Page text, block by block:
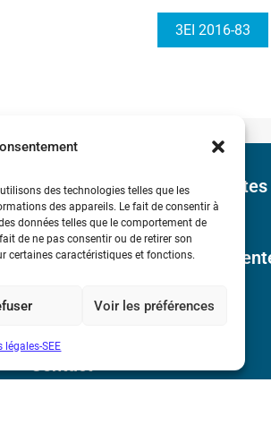
des technologies telles que les
des appareils. Le fait de consentir à
données telles que le comportement de
de ne pas consentir ou de retirer son
certaines caractéristiques et fonctions.
Voir les préférences
légales-SEE
3EI 2016-83
Bicentenaire des découvertes
Ampère
Conditions Générales de
Mentions légales
Contact